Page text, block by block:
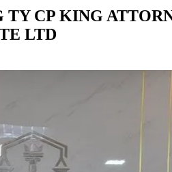
CP KING
LTD